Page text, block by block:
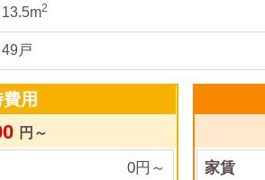
13.5m2
49戸
用
円～
0円～ 家賃